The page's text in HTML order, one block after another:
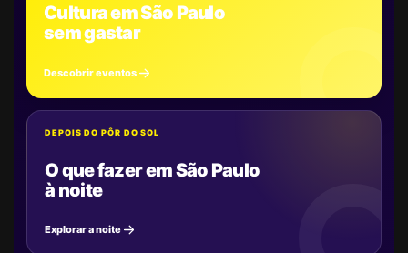
Cultura em São Paulo
sem gastar
Descobrir eventos
DEPOIS DO PÔR DO SOL
O que fazer em São Paulo
à noite
Explorar a noite